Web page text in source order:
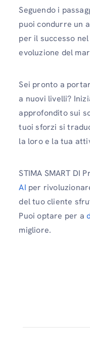
Seguendo i
puoi condurre un
per il successo
evoluzione del
Sei pronto a
a nuovi livelli?
approfondito sui
tuoi sforzi si
la loro e la tua
STIMA SMART DI
AI per
del tuo cliente
Puoi optare per a
migliore.